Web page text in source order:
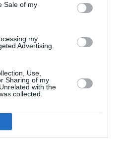
Sale of my
my
Advertising.
Use,
Sharing of my
with the
collected.
i numai miere si lapte!
câteodată-i mai uşoară,
n casa românului.
roata mai flăcăi, şi